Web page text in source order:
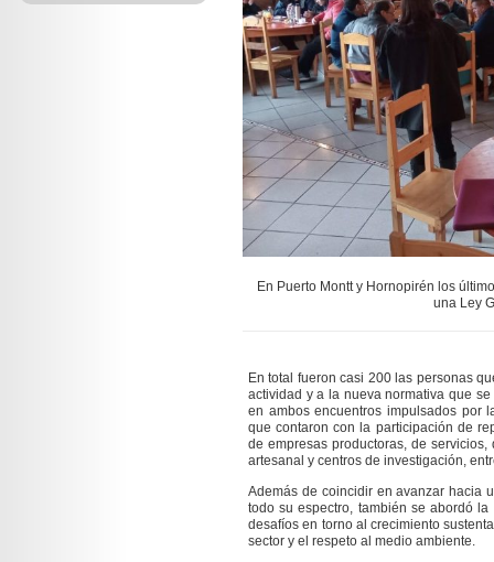
En Puerto Montt y Hornopirén los
una Ley
En total fueron casi 200 las personas
actividad y a la nueva normativa que
en ambos encuentros impulsados por
que contaron con la participación de
de empresas productoras, de
artesanal y centros de investigación,
Además de coincidir en avanzar hacia
todo su espectro, también se abordó
desafíos en torno al crecimiento
sector y el respeto al medio ambiente.